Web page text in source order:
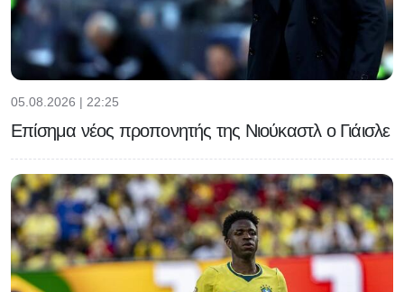
05.08.2026 | 22:25
Επίσημα νέος προπονητής της Νιούκαστλ ο Γιάισλε